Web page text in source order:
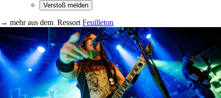
→ mehr aus dem Ressort Feuilleton